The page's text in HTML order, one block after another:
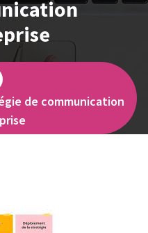
de communication